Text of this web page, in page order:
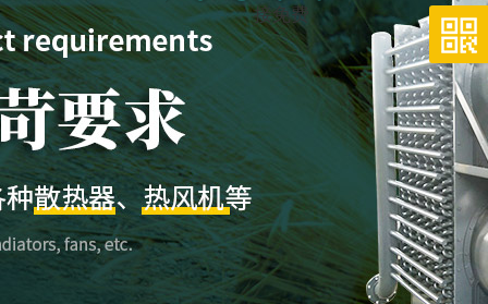
接免费